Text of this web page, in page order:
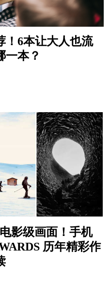
！6本让大人也流
一本？
影级画面！手机
历年精彩作